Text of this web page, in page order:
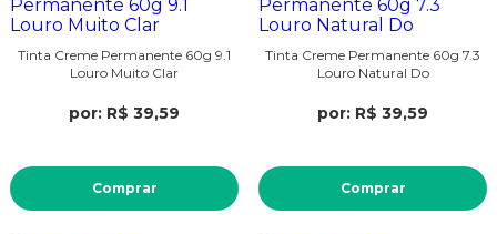
Tinta Creme Permanente 60g 9.1
Louro Muito Clar
por: R$ 39,59
Comprar
Tinta Creme Permanente 60g 7.3
Louro Natural Do
por: R$ 39,59
Comprar